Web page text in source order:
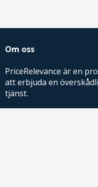
Om oss
PriceRelevance är en
att erbjuda en
tjänst.
PriceRelevance ägs och